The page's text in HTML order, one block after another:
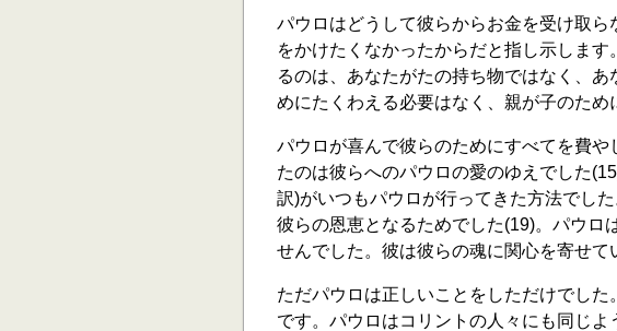
パウロはどうして彼らからお金を受け取
をかけたくなかったからだと指し示しま
るのは、あなたがたの持ち物ではなく、
めにたくわえる必要はなく、親が子のため
パウロが喜んで彼らのためにすべてを費
たのは彼らへのパウロの愛のゆえでした
訳)がいつもパウロが行ってきた方法でし
彼らの恩恵となるためでした(19)。パウロ
せんでした。彼は彼らの魂に関心を寄せて
ただパウロは正しいことをしただけでし
です。パウロはコリントの人々にも同じ